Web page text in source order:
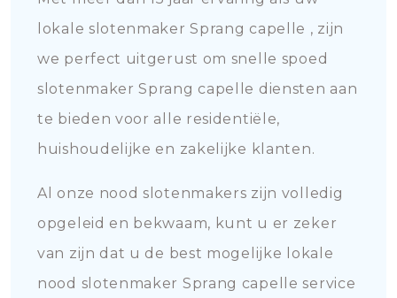
lokale slotenmaker Sprang capelle , zijn
we perfect uitgerust om snelle spoed
slotenmaker Sprang capelle diensten aan
te bieden voor alle residentiële,
huishoudelijke en zakelijke klanten.
Al onze nood slotenmakers zijn volledig
opgeleid en bekwaam, kunt u er zeker
van zijn dat u de best mogelijke lokale
nood slotenmaker Sprang capelle service